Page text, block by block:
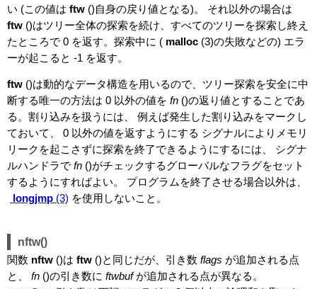
い (この値は ftw ()自身の戻り値となる)。 それ以外の場合は
ftw ()はツリー全体の探索を続け、すべてのツリーを探索し終え
たところで 0 を返す。探索中に ( malloc (3)の失敗などの) エラ
ーが起こると -1 を返す。
ftw ()は動的なデータ構造を用いるので、ツリー探索を安全に中
断する唯一の方法は 0 以外の値を fn ()の返り値とすることであ
る。割り込みを扱うには、 例えば発生した割り込みをマークし
ておいて、 0 以外の値を返すようにする シグナルによりメモリ
リークを起こさずに探索を終了できるようにするには、 シグナ
ルハンドラで fn ()がチェックするグローバルなフラグをセット
するようにすればよい。 プログラムを終了させる場合以外は、
longjmp (3) を使用しないこと。
nftw()
関数 nftw ()は ftw ()と同じだが、引き数 flags が追加される点
と、 fn ()の引き数に ftwbufが追加される点が異なる。